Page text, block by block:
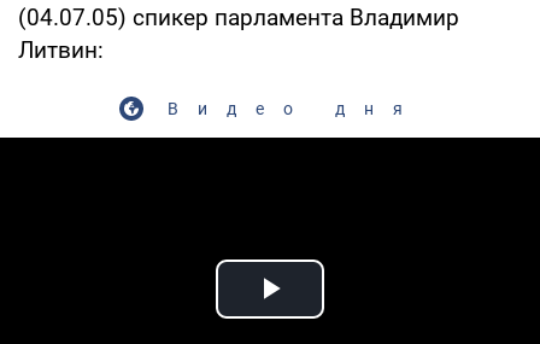
(04.07.05) спикер парламента Владимир
Литвин:
Видео дня
Play Video